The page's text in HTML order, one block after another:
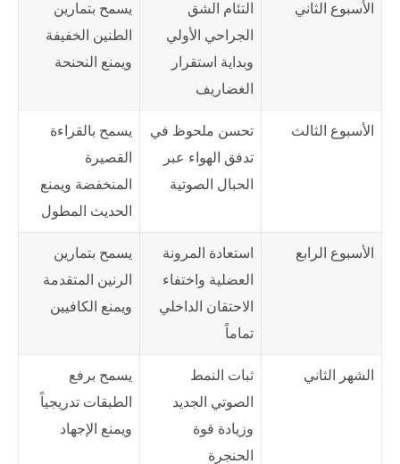
الأسبوع الثاني
التئام الشق
الجراحي الأولي
وبداية استقرار
الغضاريف
يسمح بتمارين
الطنين الخفيفة
ويمنع النحنحة
الأسبوع الثالث
تحسن ملحوظ في
تدفق الهواء عبر
الحبال الصوتية
يسمح بالقراءة
القصيرة
المنخفضة ويمنع
الحديث المطول
الأسبوع الرابع
استعادة المرونة
العضلية واختفاء
الاحتقان الداخلي
تماماً
يسمح بتمارين
الرنين المتقدمة
ويمنع الكافيين
الشهر الثاني
ثبات النمط
الصوتي الجديد
وزيادة قوة
الحنجرة
يسمح برفع
الطبقات تدريجياً
ويمنع الإجهاد